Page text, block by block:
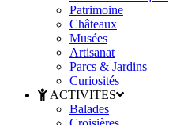
Patrimoine
Châteaux
Musées
Artisanat
Parcs & Jardins
Curiosités
ACTIVITES
Balades